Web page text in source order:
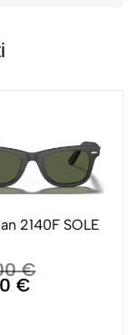
2140F SOLE
€
€